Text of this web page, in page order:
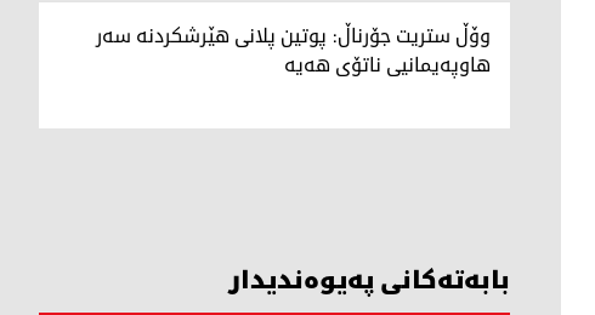
وۆڵ ستریت جۆرناڵ: پوتین پلانی هێرشکردنە سەر
هاوپەیمانیی ناتۆی هەیە
بابەتەکانی پەیوەندیدار